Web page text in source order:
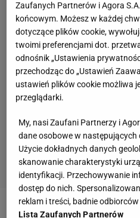
Zobacz wideoMarcin
Zaufanych Partnerów i Agora
końcowym. Możesz w każdej
dotyczące plików cookie,
twoimi preferencjami dot.
odnośnik „Ustawienia
przechodząc do „Ustawień
ustawień plików cookie możliwa
przeglądarki.
My, nasi Zaufani Partnerzy i
dane osobowe w następujących
Użycie dokładnych danych
skanowanie charakterystyki
identyfikacji. Przechowywanie
dostęp do nich.
reklam i treści, badnie odbiorców
Lista Zaufanych Partnerów